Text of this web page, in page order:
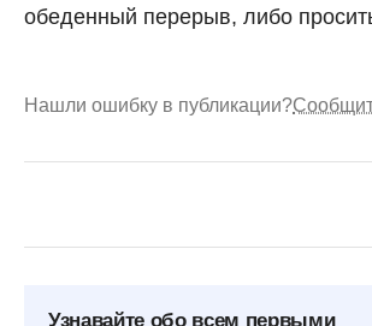
обеденный перерыв, либо
Нашли ошибку в публикации?
Узнавайте обо всем первыми